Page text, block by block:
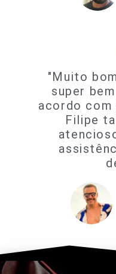
"Muito
super
acordo com
Filipe